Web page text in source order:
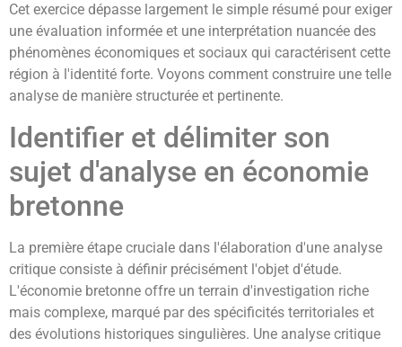
Cet exercice dépasse largement le simple résumé pour exiger
une évaluation informée et une interprétation nuancée des
phénomènes économiques et sociaux qui caractérisent cette
région à l'identité forte. Voyons comment construire une telle
analyse de manière structurée et pertinente.
Identifier et délimiter son
sujet d'analyse en économie
bretonne
La première étape cruciale dans l'élaboration d'une analyse
critique consiste à définir précisément l'objet d'étude.
L'économie bretonne offre un terrain d'investigation riche
mais complexe, marqué par des spécificités territoriales et
des évolutions historiques singulières. Une analyse critique